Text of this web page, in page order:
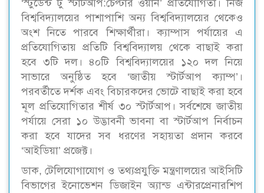
‘স্টুডেন্ট টু স্টার্টআপ:চেপ্টার ওয়ান’ প্রতিযোগিতা। নিজ
বিশ্ববিদ্যালয়ের পাশাপাশি অন্য বিশ্ববিদ্যালয়ের থেকেও
অংশ নিতে পারবে শিক্ষার্থীরা। ক্যাম্পাস পর্যায়ের এ
প্রতিযোগিতায় প্রতিটি বিশ্ববিদ্যালয় থেকে বাছাই করা
হবে ৩টি দল। ৪০টি বিশ্ববিদ্যালয়ের ১২০ দল নিয়ে
সাভারে অনুষ্ঠিত হবে ‘জাতীয় স্টার্টআপ ক্যাম্প’।
পরবর্তীতে দর্শক এবং বিচারকদের ভোটে বাছাই করা হবে
মূল প্রতিযোগিতার শীর্ষ ৩০ স্টার্টআপ। সর্বশেষে জাতীয়
পর্যায়ে সেরা ১০ উদ্ভাবনী ভাবনা বা স্টার্টআপ নির্বাচন
করা হবে যাদের সব ধরণের সহায়তা প্রদান করবে
‘আইডিয়া’ প্রজেক্ট।
ডাক, টেলিযোগাযোগ ও তথ্যপ্রযুক্তি মন্ত্রণালয়ের আইসিটি
বিভাগের ইনোভেশন ডিজাইন অ্যান্ড এন্টারপ্রেনারশিপ